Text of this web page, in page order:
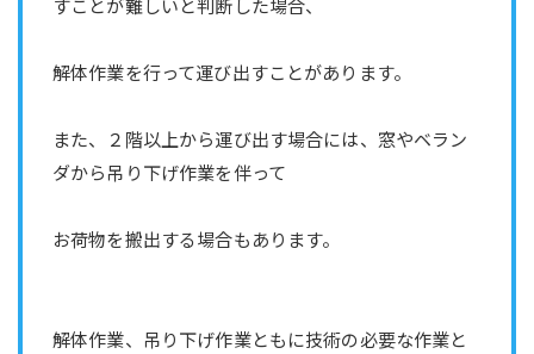
すことが難しいと判断した場合、
解体作業を行って運び出すことがあります。
また、２階以上から運び出す場合には、窓やベラン
ダから吊り下げ作業を伴って
お荷物を搬出する場合もあります。
解体作業、吊り下げ作業ともに技術の必要な作業と